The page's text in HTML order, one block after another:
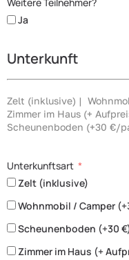
Ja
Unterkunft
Zelt (inklusive) |
Zimmer im Haus (+
Scheunenboden (+30 €/
Unterkunftsart
Zelt (inklusive)
Wohnmobil / Camper
Scheunenboden (+30
Zimmer im Haus (+